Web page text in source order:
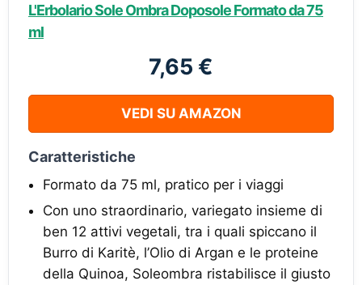
L'Erbolario Sole Ombra Doposole Formato da 75
ml
7,65 €
VEDI SU AMAZON
Caratteristiche
Formato da 75 ml, pratico per i viaggi
Con uno straordinario, variegato insieme di
ben 12 attivi vegetali, tra i quali spiccano il
Burro di Karitè, l’Olio di Argan e le proteine
della Quinoa, Soleombra ristabilisce il giusto